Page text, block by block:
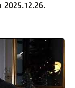
2025.12.26.